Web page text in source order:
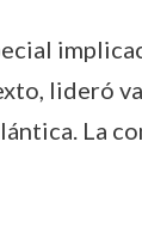
lideró
La